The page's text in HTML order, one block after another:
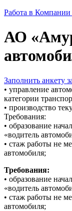
Работа в
АО
Заполнить анкету
• управление
категории
• производство
Требования:
• образование
«водитель
• стаж работы не
автомобиля;
Требования:
• образование
«водитель
• стаж работы не
автомобиля;